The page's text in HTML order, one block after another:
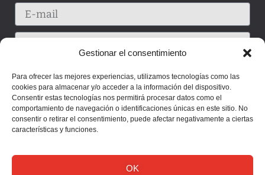
Gestionar el consentimiento
Para ofrecer las mejores experiencias, utilizamos tecnologías como las
cookies para almacenar y/o acceder a la información del dispositivo.
Consentir estas tecnologías nos permitirá procesar datos como el
comportamiento de navegación o identificaciones únicas en este sitio. No
consentir o retirar el consentimiento, puede afectar negativamente a ciertas
características y funciones.
OK